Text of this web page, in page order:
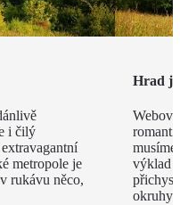
i čilý
metropole je
rukávu něco,
Hrad
výklad
okruhy